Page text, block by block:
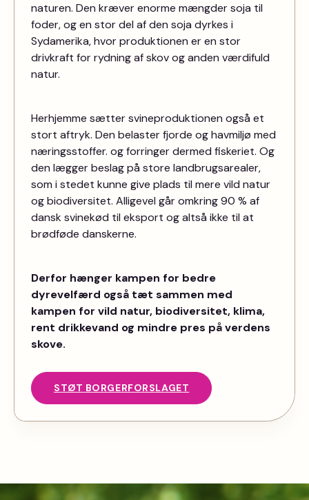
naturen. Den kræver enorme mængder soja til
foder, og en stor del af den soja dyrkes i
Sydamerika, hvor produktionen er en stor
drivkraft for rydning af skov og anden værdifuld
natur.
Herhjemme sætter svineproduktionen også et
stort aftryk. Den belaster fjorde og havmiljø med
næringsstoffer. og forringer dermed fiskeriet. Og
den lægger beslag på store landbrugsarealer,
som i stedet kunne give plads til mere vild natur
og biodiversitet. Alligevel går omkring 90 % af
dansk svinekød til eksport og altså ikke til at
brødføde danskerne.
Derfor hænger kampen for bedre
dyrevelfærd også tæt sammen med
kampen for vild natur, biodiversitet, klima,
rent drikkevand og mindre pres på verdens
skove.
STØT BORGERFORSLAGET